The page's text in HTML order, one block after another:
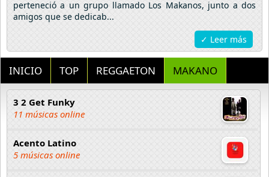
perteneció a un grupo llamado Los Makanos, junto a dos
amigos que se dedicab...
✓ Leer más
INICIO TOP REGGAETON MAKANO
3 2 Get Funky
11 músicas online
Acento Latino
5 músicas online